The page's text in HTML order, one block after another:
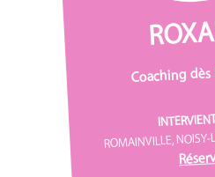
Coaching
ROMAINVILLE,